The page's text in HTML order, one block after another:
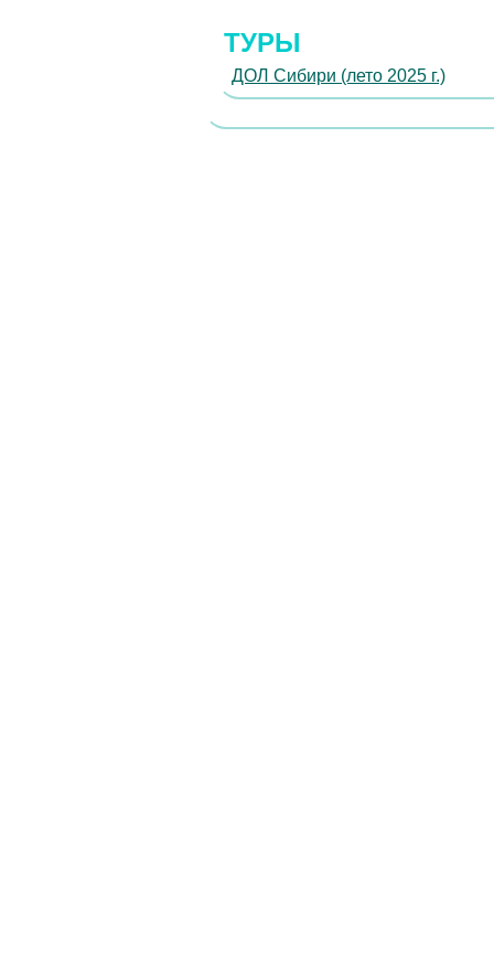
ТУРЫ
ДОЛ Сибири (лето 2025 г.)